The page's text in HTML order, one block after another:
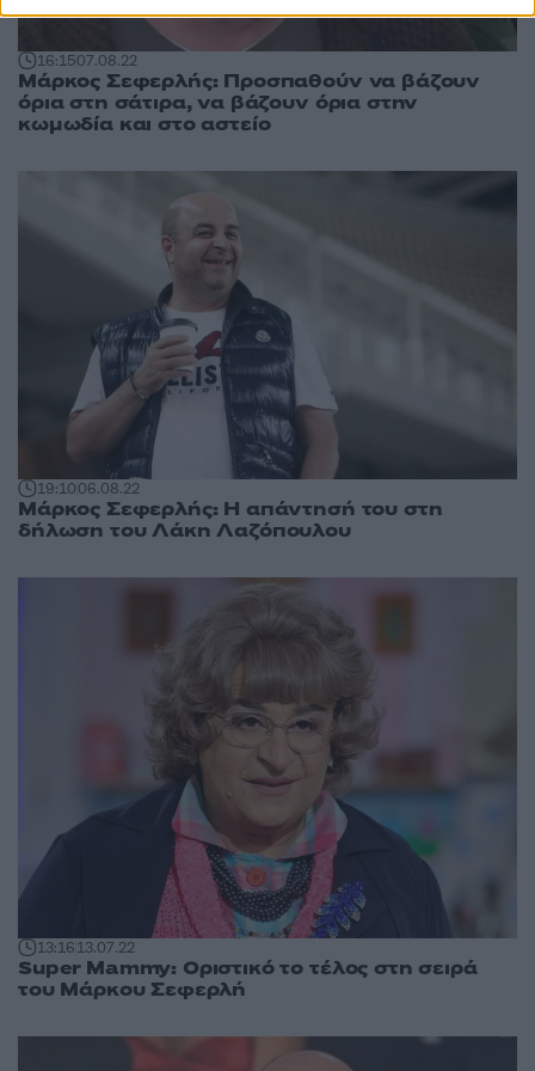
16:1507.08.22
Μάρκος Σεφερλής: Προσπαθούν να βάζουν
όρια στη σάτιρα, να βάζουν όρια στην
κωμωδία και στο αστείο
19:1006.08.22
Μάρκος Σεφερλής: Η απάντησή του στη
δήλωση του Λάκη Λαζόπουλου
13:1613.07.22
Super Mammy: Οριστικό το τέλος στη σειρά
του Μάρκου Σεφερλή